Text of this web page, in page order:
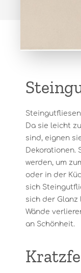
Da sie leicht
sind, eignen
Dekorationen.
werden, um
oder in der
sich
sich der
Wände
an Schönheit.